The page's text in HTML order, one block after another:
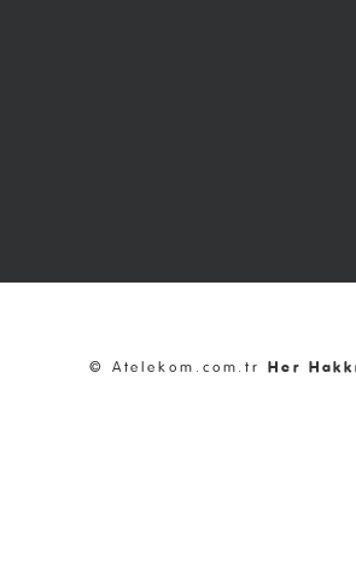
© Atelekom.com.trHer